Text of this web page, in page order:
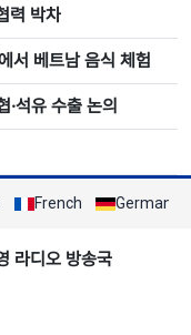
력 박차
서 베트남 음식 체험
석유 수출 논의
French German
라디오 방송국